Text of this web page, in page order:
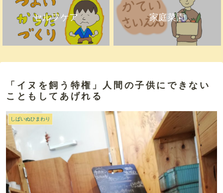
セルフケア 家庭菜園
「イヌを飼う特権」人間の子供にできない
こともしてあげれる
しばいぬひまわり